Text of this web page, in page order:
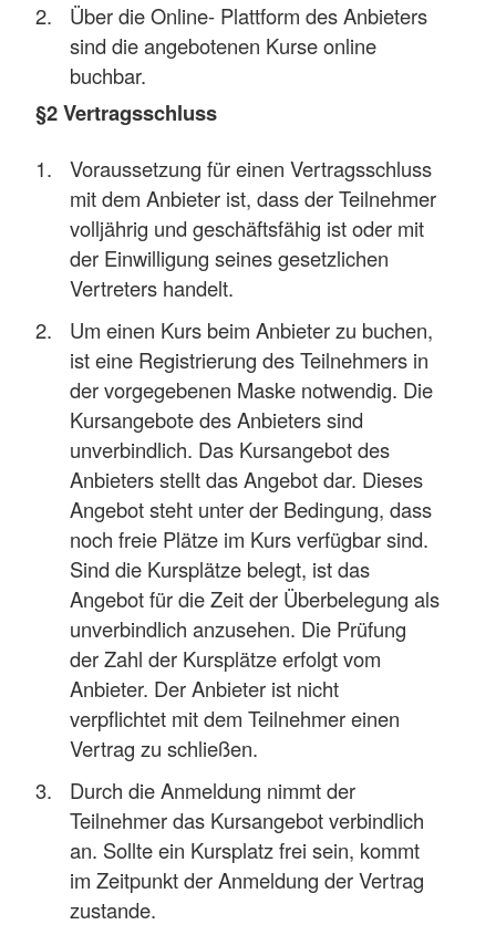
Über die Online- Plattform des Anbieters
sind die angebotenen Kurse online
buchbar.
§2 Vertragsschluss
Voraussetzung für einen Vertragsschluss
mit dem Anbieter ist, dass der Teilnehmer
volljährig und geschäftsfähig ist oder mit
der Einwilligung seines gesetzlichen
Vertreters handelt.
Um einen Kurs beim Anbieter zu buchen,
ist eine Registrierung des Teilnehmers in
der vorgegebenen Maske notwendig. Die
Kursangebote des Anbieters sind
unverbindlich. Das Kursangebot des
Anbieters stellt das Angebot dar. Dieses
Angebot steht unter der Bedingung, dass
noch freie Plätze im Kurs verfügbar sind.
Sind die Kursplätze belegt, ist das
Angebot für die Zeit der Überbelegung als
unverbindlich anzusehen. Die Prüfung
der Zahl der Kursplätze erfolgt vom
Anbieter. Der Anbieter ist nicht
verpflichtet mit dem Teilnehmer einen
Vertrag zu schließen.
Durch die Anmeldung nimmt der
Teilnehmer das Kursangebot verbindlich
an. Sollte ein Kursplatz frei sein, kommt
im Zeitpunkt der Anmeldung der Vertrag
zustande.